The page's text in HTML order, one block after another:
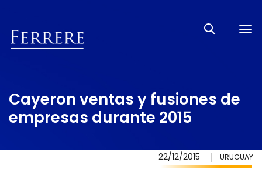
Cayeron ventas y fusiones de
empresas durante 2015
22/12/2015 URUGUAY